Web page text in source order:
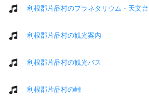
利根郡片品村のプラネタリウム・天文台
利根郡片品村の観光案内
利根郡片品村の観光バス
利根郡片品村の峠